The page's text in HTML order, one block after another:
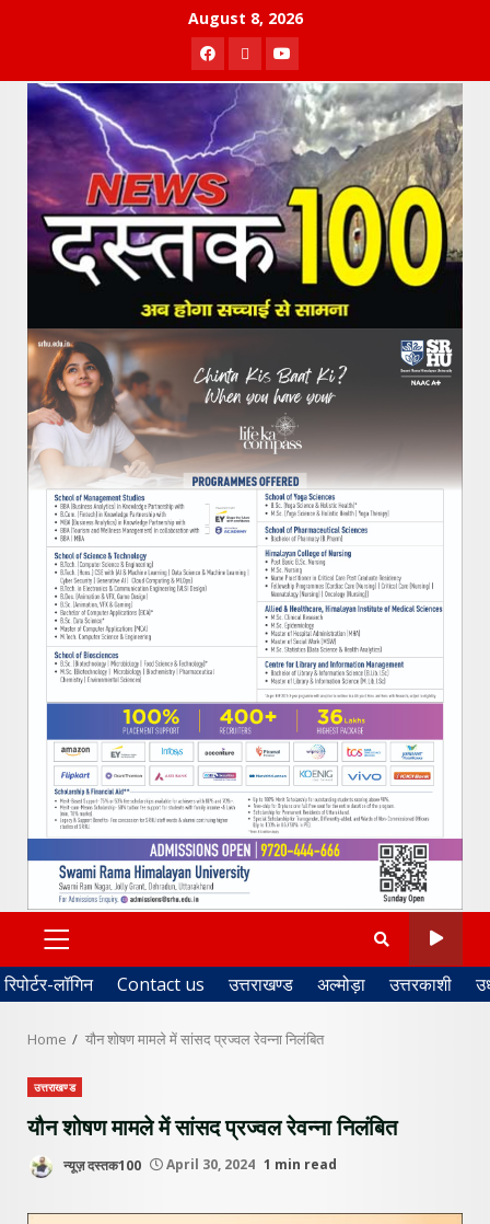
August 8, 2026
Facebook
TwitterYoutube
PRIMARY
MENU
रिपोर्टर-लॉगिन Contact us उत्तराखण्ड अल्मोड़ा उत्तरकाशी
Home यौन शोषण मामले में सांसद प्रज्वल रेवन्ना निलंबित
उत्तराखण्ड
यौन शोषण मामले में सांसद प्रज्वल रेवन्ना निलंबित
न्यूज़ दस्तक100 April 30, 2024 1 min read